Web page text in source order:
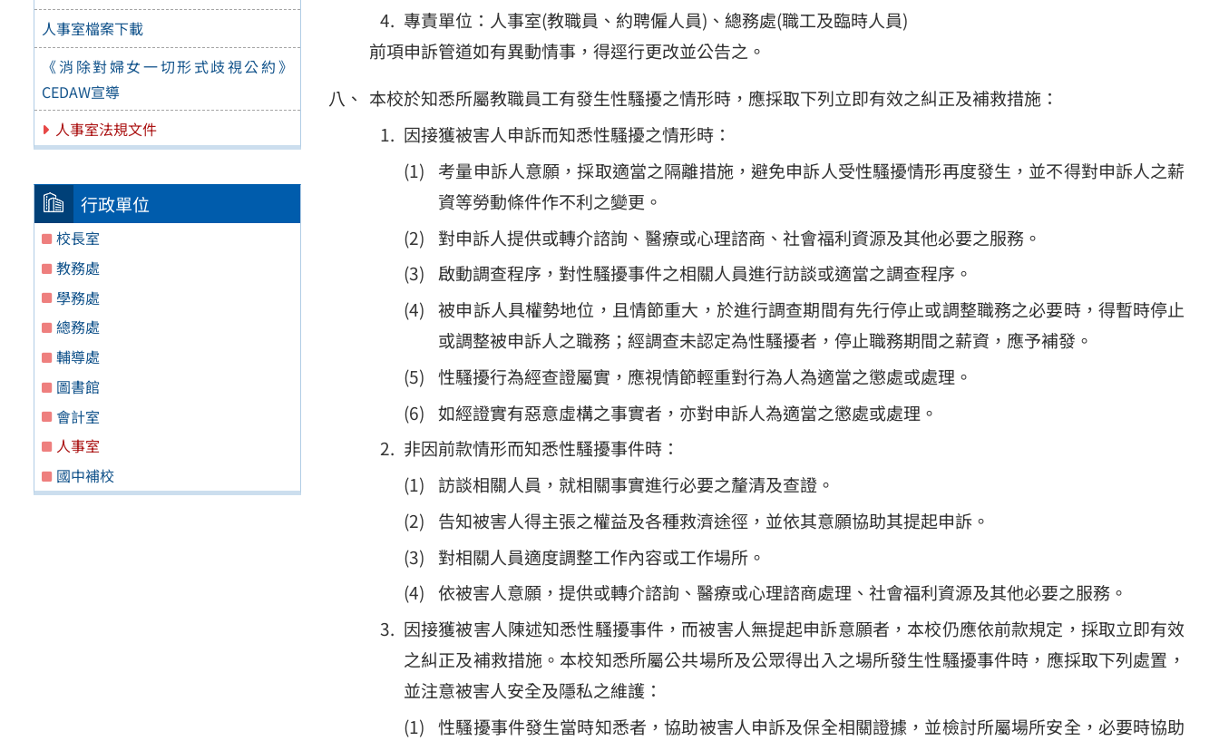
人事室檔案下載
《消除對婦女一切形式歧視公約》
CEDAW宣導
人事室法規文件
行政單位
校長室
教務處
學務處
總務處
輔導處
圖書館
會計室
人事室
國中補校
專責單位：人事室(教職員、約聘僱人員)、總務處(職工及臨時人員)
前項申訴管道如有異動情事，得逕行更改並公告之。
本校於知悉所屬教職員工有發生性騷擾之情形時，應採取下列立即有效之糾正及補救措施：
因接獲被害人申訴而知悉性騷擾之情形時：
考量申訴人意願，採取適當之隔離措施，避免申訴人受性騷擾情形再度發生，並不得對申訴人之薪
資等勞動條件作不利之變更。
對申訴人提供或轉介諮詢、醫療或心理諮商、社會福利資源及其他必要之服務。
啟動調查程序，對性騷擾事件之相關人員進行訪談或適當之調查程序。
被申訴人具權勢地位，且情節重大，於進行調查期間有先行停止或調整職務之必要時，得暫時停止
或調整被申訴人之職務；經調查未認定為性騷擾者，停止職務期間之薪資，應予補發。
性騷擾行為經查證屬實，應視情節輕重對行為人為適當之懲處或處理。
如經證實有惡意虛構之事實者，亦對申訴人為適當之懲處或處理。
非因前款情形而知悉性騷擾事件時：
訪談相關人員，就相關事實進行必要之釐清及查證。
告知被害人得主張之權益及各種救濟途徑，並依其意願協助其提起申訴。
對相關人員適度調整工作內容或工作場所。
依被害人意願，提供或轉介諮詢、醫療或心理諮商處理、社會福利資源及其他必要之服務。
因接獲被害人陳述知悉性騷擾事件，而被害人無提起申訴意願者，本校仍應依前款規定，採取立即有效
之糾正及補救措施。本校知悉所屬公共場所及公眾得出入之場所發生性騷擾事件時，應採取下列處置，
並注意被害人安全及隱私之維護：
性騷擾事件發生當時知悉者，協助被害人申訴及保全相關證據，並檢討所屬場所安全，必要時協助